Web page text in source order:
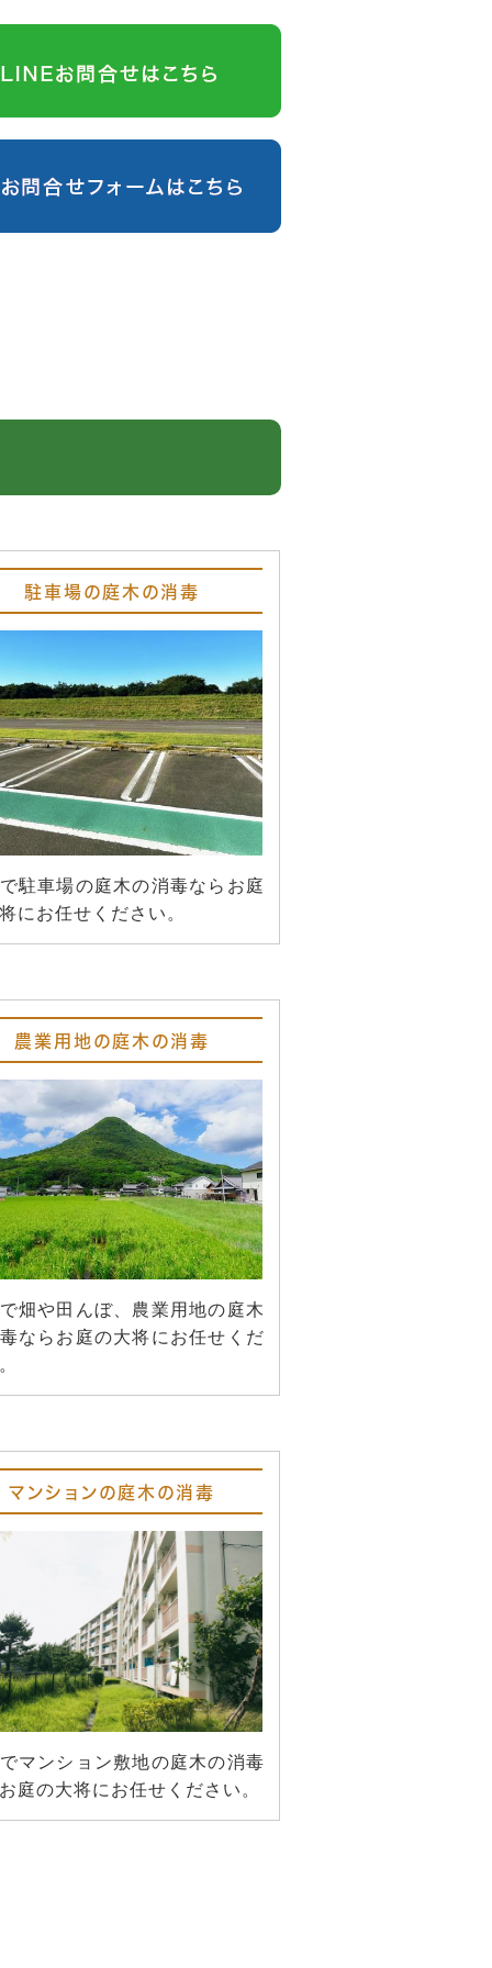
駐車場の庭木の消毒
駐車場の庭木の消毒ならお庭
にお任せください。
農業用地の庭木の消毒
畑や田んぼ、農業用地の庭木
ならお庭の大将にお任せくだ
マンションの庭木の消毒
マンション敷地の庭木の消毒
庭の大将にお任せください。